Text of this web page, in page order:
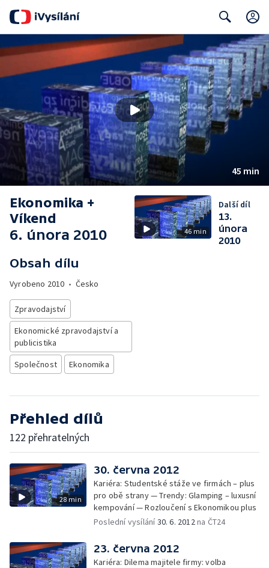
Search
45 min
Ekonomika +
Víkend
6. února 2010
Obsah dílu
Vyrobeno 2010 • Česko
Zpravodajství
Ekonomické zpravodajství a
publicistika
Společnost
Ekonomika
46 min
Další díl
13.
února
2010
Přehled dílů
122 přehratelných
28 min
30. června 2012
Kariéra: Studentské stáže ve firmách – plus
pro obě strany — Trendy: Glamping – luxusní
kempování — Rozloučení s Ekonomikou plus
Poslední vysílání30. 6. 2012na ČT24
23. června 2012
Kariéra: Dilema majitele firmy: volba